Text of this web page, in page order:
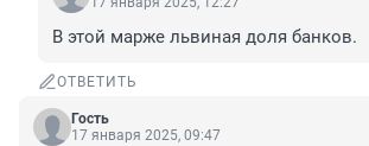
В этой марже львиная доля банков.
ОТВЕТИТЬ
Гость
17 января 2025, 09:47